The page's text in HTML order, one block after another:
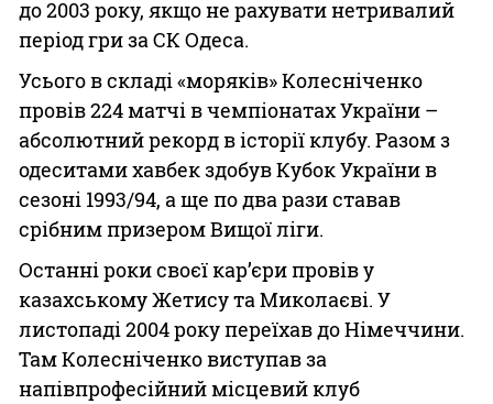
до 2003 року, якщо не рахувати нетривалий
період гри за СК Одеса.
Усього в складі «моряків» Колесніченко
провів 224 матчі в чемпіонатах України –
абсолютний рекорд в історії клубу. Разом з
одеситами хавбек здобув Кубок України в
сезоні 1993/94, а ще по два рази ставав
срібним призером Вищої ліги.
Останні роки своєї кар’єри провів у
казахському Жетису та Миколаєві. У
листопаді 2004 року переїхав до Німеччини.
Там Колесніченко виступав за
напівпрофесійний місцевий клуб